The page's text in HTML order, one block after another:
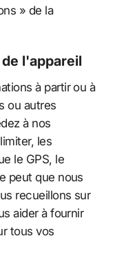
» de la
l'appareil
à partir ou à
ou autres
à nos
les
le GPS, le
peut que nous
recueillons sur
aider à fournir
tous vos